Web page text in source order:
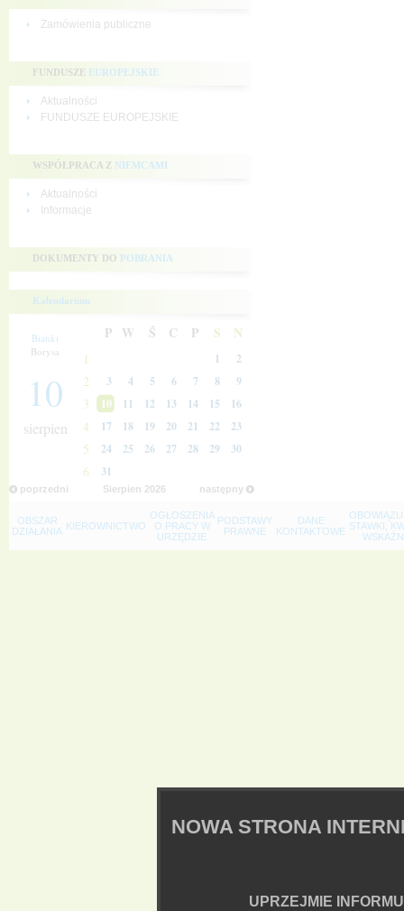
Zamówienia publiczne
FUNDUSZE EUROPEJSKIE
Aktualności
FUNDUSZE EUROPEJSKIE
WSPÓŁPRACA Z NIEMCAMI
Aktualności
Informacje
DOKUMENTY DO POBRANIA
Kalendarium
Bianki
Borysa
10
sierpien
P W Ś C P S N
1 1 2
2 3 4 5 6 7 8 9
3 10 11 12 13 14 15 16
4 17 18 19 20 21 22 23
5 24 25 26 27 28 29 30
6 31
poprzedni następny
Sierpien 2026
OBSZAR
DZIAŁANIA KIEROWNICTWO
OGŁOSZENIA
O PRACY W
URZĘDZIE
PODSTAWY
PRAWNE
DANE
KONTAKTOWE STAWKI,
NOWA STRONA
UPRZEJMIE